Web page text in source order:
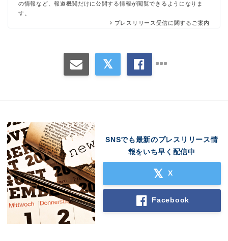
の情報など、報道機関だけに公開する情報が閲覧できるようになりま
す。
プレスリリース受信に関するご案内
SNSでも最新のプレスリリース情
報をいち早く配信中
X
Facebook